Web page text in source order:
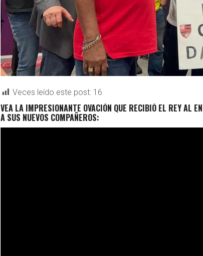
Veces leído este post: 16
VEA LA IMPRESIONANTE OVACIÓN QUE RECIBIÓ EL REY AL
A SUS NUEVOS COMPAÑEROS: